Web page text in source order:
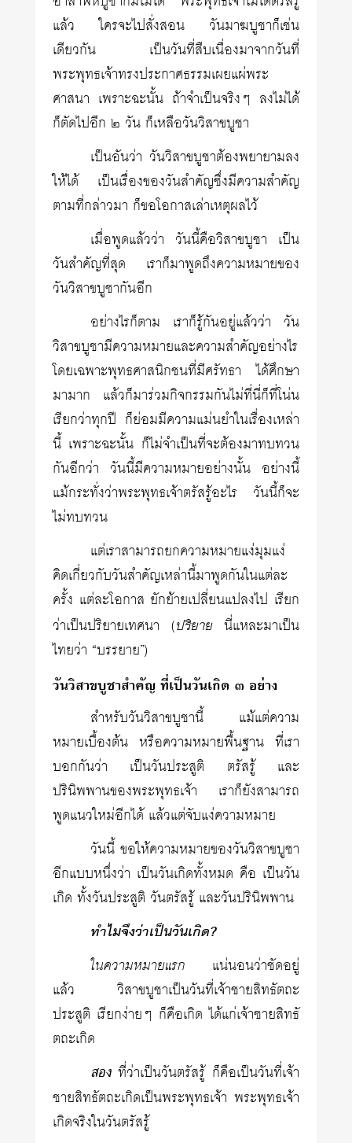
แล้ว ใครจะไปสั่งสอน วันมาฆบูชาก็เช่น
เดียวกัน เป็นวันที่สืบเนื่องมาจากวันที่
พระพุทธเจ้าทรงประกาศธรรมเผยแผ่พระ
ศาสนา เพราะฉะนั้น ถ้าจำเป็นจริงๆ ลงไม่ได้
ก็ตัดไปอีก ๒ วัน ก็เหลือวันวิสาขบูชา
เป็นอันว่า วันวิสาขบูชาต้องพยายามลง
ให้ได้ เป็นเรื่องของวันสำคัญซึ่งมีความสำคัญ
ตามที่กล่าวมา ก็ขอโอกาสเล่าเหตุผลไว้
เมื่อพูดแล้วว่า วันนี้คือวิสาขบูชา เป็น
วันสำคัญที่สุด เราก็มาพูดถึงความหมายของ
วันวิสาขบูชากันอีก
อย่างไรก็ตาม เราก็รู้กันอยู่แล้วว่า วัน
วิสาขบูชามีความหมายและความสำคัญอย่างไร
โดยเฉพาะพุทธศาสนิกชนที่มีศรัทธา ได้ศึกษา
มามาก แล้วก็มาร่วมกิจกรรมกันไม่ที่นี่ก็ที่โน่น
เรียกว่าทุกปี ก็ย่อมมีความแม่นยำในเรื่องเหล่า
นี้ เพราะฉะนั้น ก็ไม่จำเป็นที่จะต้องมาทบทวน
กันอีกว่า วันนี้มีความหมายอย่างนั้น อย่างนี้
แม้กระทั่งว่าพระพุทธเจ้าตรัสรู้อะไร วันนี้ก็จะ
ไม่ทบทวน
แต่เราสามารถยกความหมายแง่มุมแง่
คิดเกี่ยวกับวันสำคัญเหล่านี้มาพูดกันในแต่ละ
ครั้ง แต่ละโอกาส ยักย้ายเปลี่ยนแปลงไป เรียก
ว่าเป็นปริยายเทศนา (ปริยายนี่แหละมาเป็น
ไทยว่า “บรรยาย”)
วันวิสาขบูชาสำคัญ ที่เป็นวันเกิด ๓ อย่าง
สำหรับวันวิสาขบูชานี้ แม้แต่ความ
หมายเบื้องต้น หรือความหมายพื้นฐาน ที่เรา
บอกกันว่า เป็นวันประสูติ ตรัสรู้ และ
ปรินิพพานของพระพุทธเจ้า เราก็ยังสามารถ
พูดแนวใหม่อีกได้ แล้วแต่จับแง่ความหมาย
วันนี้ ขอให้ความหมายของวันวิสาขบูชา
อีกแบบหนึ่งว่า เป็นวันเกิดทั้งหมด คือ เป็นวัน
เกิด ทั้งวันประสูติ วันตรัสรู้ และวันปรินิพพาน
ทำไมจึงว่าเป็นวันเกิด?
ในความหมายแรก แน่นอนว่าชัดอยู่
แล้ว วิสาขบูชาเป็นวันที่เจ้าชายสิทธัตถะ
ประสูติ เรียกง่ายๆ ก็คือเกิด ได้แก่เจ้าชายสิทธั
ตถะเกิด
สองที่ว่าเป็นวันตรัสรู้ ก็คือเป็นวันที่เจ้า
ชายสิทธัตถะเกิดเป็นพระพุทธเจ้า พระพุทธเจ้า
เกิดจริงในวันตรัสรู้